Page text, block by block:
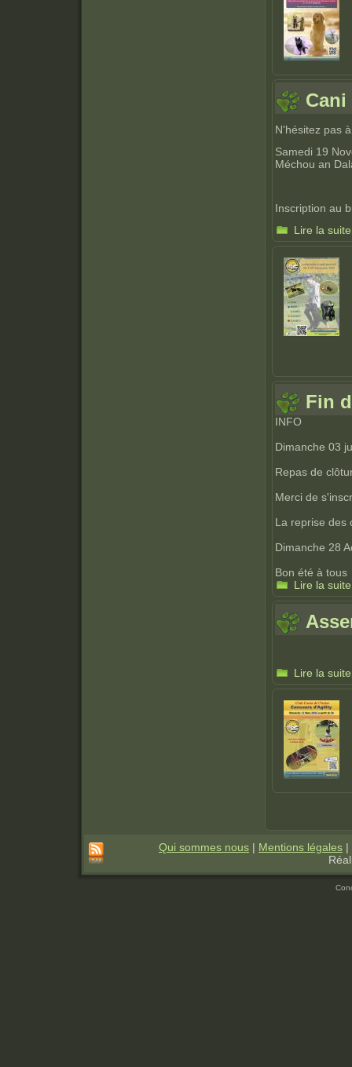
Cani
N'hésitez pas
Samedi 19
Méchou an
Inscription au
Lire la suite
Fin
INFO
Dimanche 03
Repas de
Merci de
La reprise des
Dimanche 28
Bon été à tous
Lire la suite
Lire la suite
Qui sommes nous | Mentions légales |